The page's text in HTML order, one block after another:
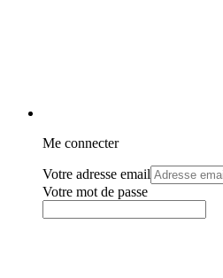
Me connecter
Votre adresse email
Votre mot de passe